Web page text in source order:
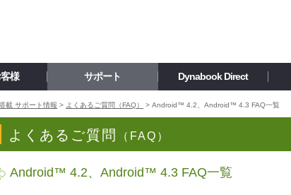
様 サポート Dynabook Direct
載 サポート情報 > よくあるご質問（FAQ） > Android™ 4.2、Android™ 4.3 FAQ一覧
よくあるご質問 （FAQ）
Android™ 4.2、Android™ 4.3 FAQ一覧